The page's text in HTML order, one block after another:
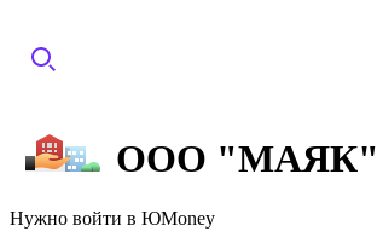
ООО "МАЯК"
Нужно войти в ЮMoney